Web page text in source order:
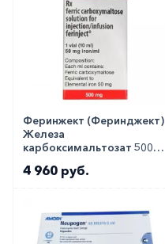
Феринжект (Феринджект)
Железа
карбоксимальтозат 500мг
50мг/мл 10мл фл. №1
4 960 руб.